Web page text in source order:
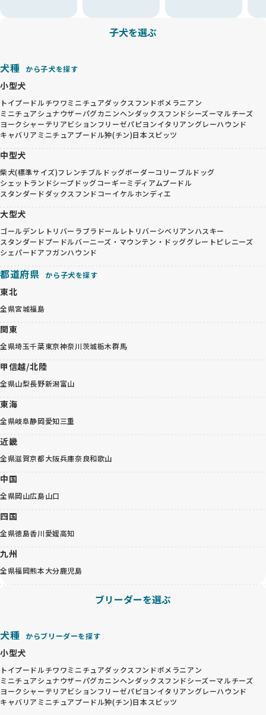
子犬を選ぶ
犬種 から子犬を探す
小型犬
トイプードルチワワミニチュアダックスフンドポメラニアン
ミニチュアシュナウザーパグカニンヘンダックスフンドシーズーマルチーズ
ヨークシャーテリアビションフリーゼパピヨンイタリアングレーハウンド
キャバリア ミニチュアプードル狆(チン)日本スピッツ
中型犬
柴犬(標準サイズ)フレンチブルドッグボーダーコリーブルドッグ
シェットランドシープドッグコーギーミディアムプードル
スタンダードダックスフンドコーイケルホンディエ
大型犬
ゴールデンレトリバー ラブラドールレトリバーシベリアンハスキー
スタンダードプードルバーニーズ・マウンテン・ドッググレートピレニーズ
シェパードアフガンハウンド
都道府県 から子犬を探す
東北
全県宮城福島
関東
全県埼玉千葉東京神奈川茨城栃木群馬
甲信越/北陸
全県山梨長野新潟富山
東海
全県岐阜静岡愛知三重
近畿
全県滋賀京都大阪兵庫奈良和歌山
中国
全県岡山広島山口
四国
全県徳島香川愛媛高知
九州
全県福岡熊本大分鹿児島
ブリーダーを選ぶ
犬種 からブリーダーを探す
小型犬
トイプードルチワワミニチュアダックスフンドポメラニアン
ミニチュアシュナウザーパグカニンヘンダックスフンドシーズーマルチーズ
ヨークシャーテリアビションフリーゼパピヨンイタリアングレーハウンド
キャバリア ミニチュアプードル狆(チン)日本スピッツ